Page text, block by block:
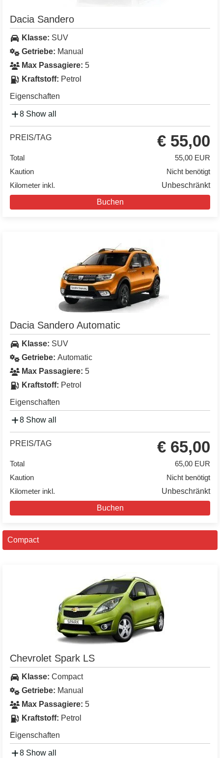
Dacia Sandero
Klasse: SUV
Getriebe: Manual
Max Passagiere: 5
Kraftstoff: Petrol
Eigenschaften
8 Show all
PREIS/TAG € 55,00
Total
55,00 EUR
Kaution
Nicht benötigt
Kilometer inkl.
Unbeschränkt
Buchen
Dacia Sandero Automatic
Klasse: SUV
Getriebe: Automatic
Max Passagiere: 5
Kraftstoff: Petrol
Eigenschaften
8 Show all
PREIS/TAG € 65,00
Total
65,00 EUR
Kaution
Nicht benötigt
Kilometer inkl.
Unbeschränkt
Buchen
Compact
Chevrolet Spark LS
Klasse: Compact
Getriebe: Manual
Max Passagiere: 5
Kraftstoff: Petrol
Eigenschaften
8 Show all